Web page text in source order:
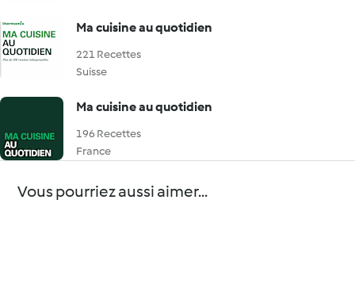
Ma cuisine au quotidien
221 Recettes
Suisse
Ma cuisine au quotidien
196 Recettes
France
Vous pourriez aussi aimer...